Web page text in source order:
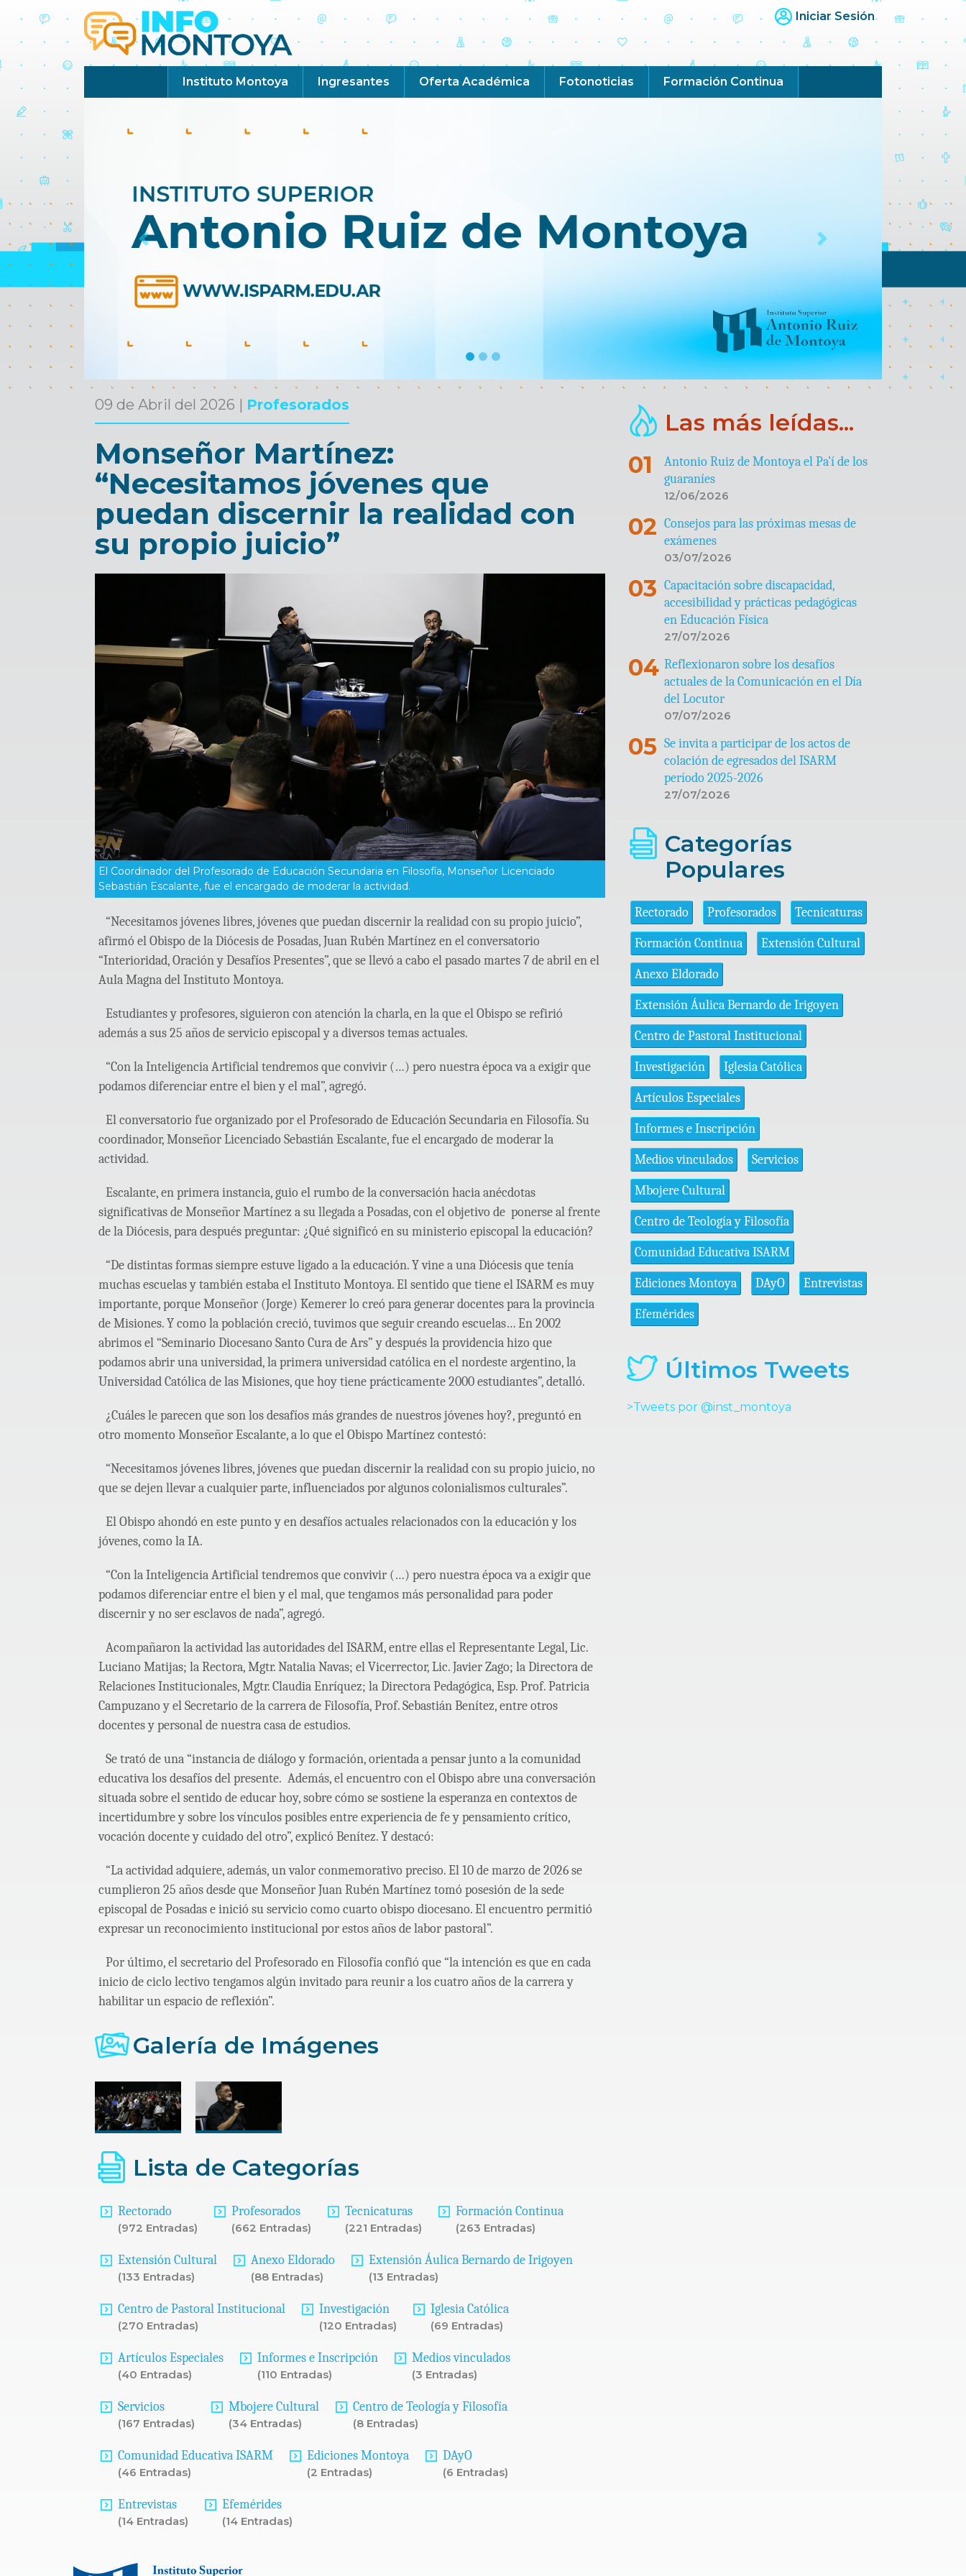
Iniciar Sesión
Instituto Montoya Ingresantes Oferta Académica Fotonoticias Formación Continua
Previous Next
09 de Abril del 2026 | Profesorados
Monseñor Martínez:
“Necesitamos jóvenes que
puedan discernir la realidad con
su propio juicio”
El Coordinador del Profesorado de Educación Secundaria en Filosofía, Monseñor Licenciado
Sebastián Escalante, fue el encargado de moderar la actividad.
“Necesitamos jóvenes libres, jóvenes que puedan discernir la realidad con su propio juicio”,
afirmó el Obispo de la Diócesis de Posadas, Juan Rubén Martínez en el conversatorio
“Interioridad, Oración y Desafíos Presentes”, que se llevó a cabo el pasado martes 7 de abril en el
Aula Magna del Instituto Montoya.
Estudiantes y profesores, siguieron con atención la charla, en la que el Obispo se refirió
además a sus 25 años de servicio episcopal y a diversos temas actuales.
“Con la Inteligencia Artificial tendremos que convivir (…) pero nuestra época va a exigir que
podamos diferenciar entre el bien y el mal”, agregó.
El conversatorio fue organizado por el Profesorado de Educación Secundaria en Filosofía. Su
coordinador, Monseñor Licenciado Sebastián Escalante, fue el encargado de moderar la
actividad.
Escalante, en primera instancia, guio el rumbo de la conversación hacia anécdotas
significativas de Monseñor Martínez a su llegada a Posadas, con el objetivo de ponerse al frente
de la Diócesis, para después preguntar: ¿Qué significó en su ministerio episcopal la educación?
“De distintas formas siempre estuve ligado a la educación. Y vine a una Diócesis que tenía
muchas escuelas y también estaba el Instituto Montoya. El sentido que tiene el ISARM es muy
importante, porque Monseñor (Jorge) Kemerer lo creó para generar docentes para la provincia
de Misiones. Y como la población creció, tuvimos que seguir creando escuelas… En 2002
abrimos el “Seminario Diocesano Santo Cura de Ars” y después la providencia hizo que
podamos abrir una universidad, la primera universidad católica en el nordeste argentino, la
Universidad Católica de las Misiones, que hoy tiene prácticamente 2000 estudiantes”, detalló.
¿Cuáles le parecen que son los desafíos más grandes de nuestros jóvenes hoy?, preguntó en
otro momento Monseñor Escalante, a lo que el Obispo Martínez contestó:
“Necesitamos jóvenes libres, jóvenes que puedan discernir la realidad con su propio juicio, no
que se dejen llevar a cualquier parte, influenciados por algunos colonialismos culturales”.
El Obispo ahondó en este punto y en desafíos actuales relacionados con la educación y los
jóvenes, como la IA.
“Con la Inteligencia Artificial tendremos que convivir (…) pero nuestra época va a exigir que
podamos diferenciar entre el bien y el mal, que tengamos más personalidad para poder
discernir y no ser esclavos de nada”, agregó.
Acompañaron la actividad las autoridades del ISARM, entre ellas el Representante Legal, Lic.
Luciano Matijas; la Rectora, Mgtr. Natalia Navas; el Vicerrector, Lic. Javier Zago; la Directora de
Relaciones Institucionales, Mgtr. Claudia Enríquez; la Directora Pedagógica, Esp. Prof. Patricia
Campuzano y el Secretario de la carrera de Filosofía, Prof. Sebastián Benítez, entre otros
docentes y personal de nuestra casa de estudios.
Se trató de una “instancia de diálogo y formación, orientada a pensar junto a la comunidad
educativa los desafíos del presente. Además, el encuentro con el Obispo abre una conversación
situada sobre el sentido de educar hoy, sobre cómo se sostiene la esperanza en contextos de
incertidumbre y sobre los vínculos posibles entre experiencia de fe y pensamiento crítico,
vocación docente y cuidado del otro”, explicó Benítez. Y destacó:
“La actividad adquiere, además, un valor conmemorativo preciso. El 10 de marzo de 2026 se
cumplieron 25 años desde que Monseñor Juan Rubén Martínez tomó posesión de la sede
episcopal de Posadas e inició su servicio como cuarto obispo diocesano. El encuentro permitió
expresar un reconocimiento institucional por estos años de labor pastoral”.
Por último, el secretario del Profesorado en Filosofía confió que “la intención es que en cada
inicio de ciclo lectivo tengamos algún invitado para reunir a los cuatro años de la carrera y
habilitar un espacio de reflexión”.
Galería de Imágenes
Lista de Categorías
Rectorado
(972 Entradas)
Profesorados
(662 Entradas)
Tecnicaturas
(221 Entradas)
Formación Continua
(263 Entradas)
Extensión Cultural
(133 Entradas)
Anexo Eldorado
(88 Entradas)
Extensión Áulica Bernardo de Irigoyen
(13 Entradas)
Centro de Pastoral Institucional
(270 Entradas)
Investigación
(120 Entradas)
Iglesia Católica
(69 Entradas)
Artículos Especiales
(40 Entradas)
Informes e Inscripción
(110 Entradas)
Medios vinculados
(3 Entradas)
Servicios
(167 Entradas)
Mbojere Cultural
(34 Entradas)
Centro de Teología y Filosofía
(8 Entradas)
Comunidad Educativa ISARM
(46 Entradas)
Ediciones Montoya
(2 Entradas)
DAyO
(6 Entradas)
Entrevistas
(14 Entradas)
Efemérides
(14 Entradas)
Las más leídas...
Antonio Ruiz de Montoya el Pa’í de los
guaraníes
12/06/2026
Consejos para las próximas mesas de
exámenes
03/07/2026
Capacitación sobre discapacidad,
accesibilidad y prácticas pedagógicas
en Educación Física
27/07/2026
Reflexionaron sobre los desafíos
actuales de la Comunicación en el Día
del Locutor
07/07/2026
Se invita a participar de los actos de
colación de egresados del ISARM
período 2025-2026
27/07/2026
Categorías
Populares
Rectorado Profesorados Tecnicaturas
Formación Continua Extensión Cultural
Anexo Eldorado
Extensión Áulica Bernardo de Irigoyen
Centro de Pastoral Institucional
Investigación Iglesia Católica
Artículos Especiales
Informes e Inscripción
Medios vinculados Servicios
Mbojere Cultural
Centro de Teología y Filosofía
Comunidad Educativa ISARM
Ediciones Montoya DAyO Entrevistas
Efemérides
Últimos Tweets
>Tweets por @inst_montoya